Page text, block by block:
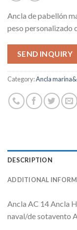
Ancla de pabellón
peso personalizado
SEND INQUIRY
Category:Ancla
DESCRIPTION
ADDITIONAL
Ancla AC 14 Ancla
naval/de sotavento